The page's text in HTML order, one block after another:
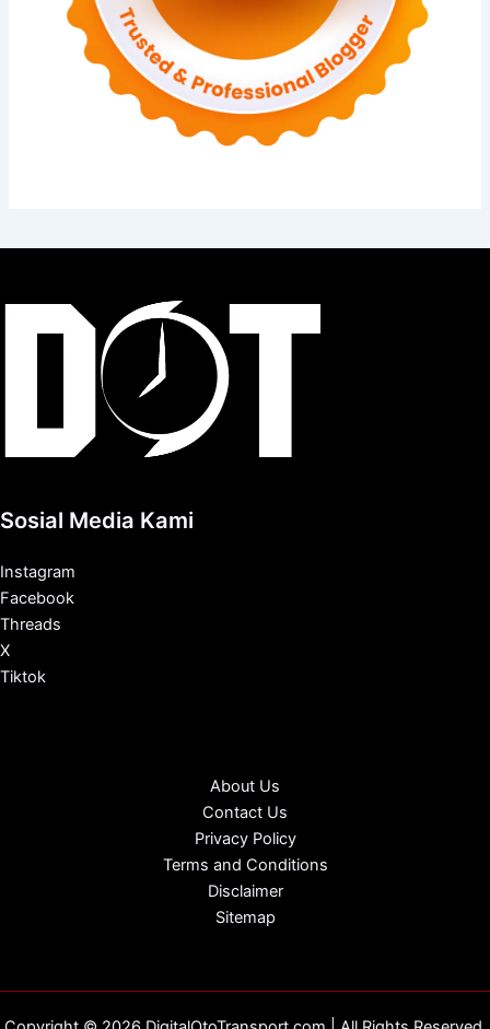
Sosial Media Kami
Instagram
Facebook
Threads
X
Tiktok
About Us
Contact Us
Privacy Policy
Terms and Conditions
Disclaimer
Sitemap